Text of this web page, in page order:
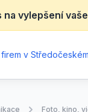
vylepšení
v
Foto, kino,